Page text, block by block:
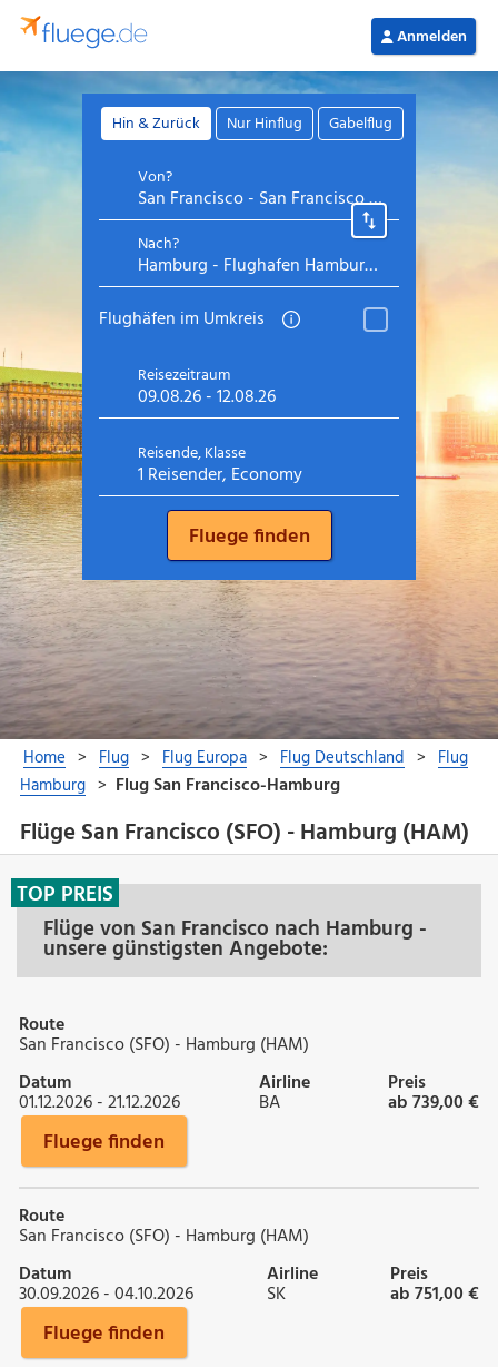
Flüge San Francisco (SFO) - Hamburg (HAM)
Flüge von San Francisco nach Hamburg -
unsere günstigsten Angebote:
TOP PREIS
Route
San Francisco (SFO) - Hamburg (HAM)
Datum
01.12.2026 - 21.12.2026
Airline
BA
Preis
ab 739,00 €
Fluege finden
Route
San Francisco (SFO) - Hamburg (HAM)
Datum
30.09.2026 - 04.10.2026
Airline
SK
Preis
ab 751,00 €
Fluege finden